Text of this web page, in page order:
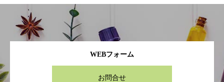
WEBフォーム
お問合せ